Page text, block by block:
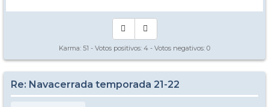
Karma: 51 - Votos positivos: 4 - Votos negativos: 0
Re: Navacerrada temporada 21-22